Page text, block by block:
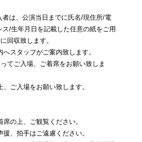
は、公演当日までに氏名/現住所/電
/生年月日を記載した任意の紙をご用
回収致します。
スタッフがご案内致します。
てご入場、ご着席をお願い致しま
ご入場をお願い致します。
の上、ご観覧ください。
、拍手はご遠慮ください。